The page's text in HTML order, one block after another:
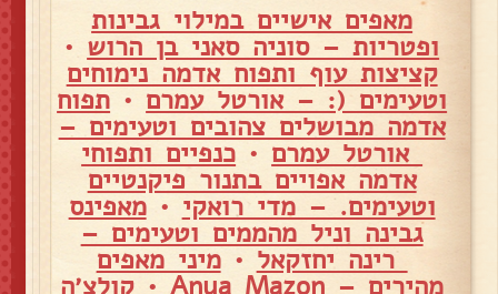
מאפים אישיים במילוי גבינות
ופטריות – סוניה סאני בן הרוש •
קציצות עוף ותפוח אדמה נימוחים
וטעימים (: – אורטל עמרם • תפוח
אדמה מבושלים צהובים וטעימים –
אורטל עמרם • כנפיים ותפוחי
אדמה אפויים בתנור פיקנטיים
וטעימים. – מדי רואקי •מאפינס
גבינה וניל מהממים וטעימים –
רינה יחזקאל •מיני מאפים
מהירים – Anya Mazon • קולצ׳ה